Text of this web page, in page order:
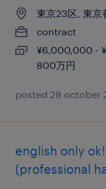
東京23区, 東京
contract
¥6,000,000 -
800万円
posted 28 october
english only
(professional